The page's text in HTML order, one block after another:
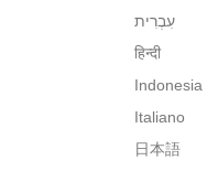
हिन्दी
Indonesia
Italiano
日本語